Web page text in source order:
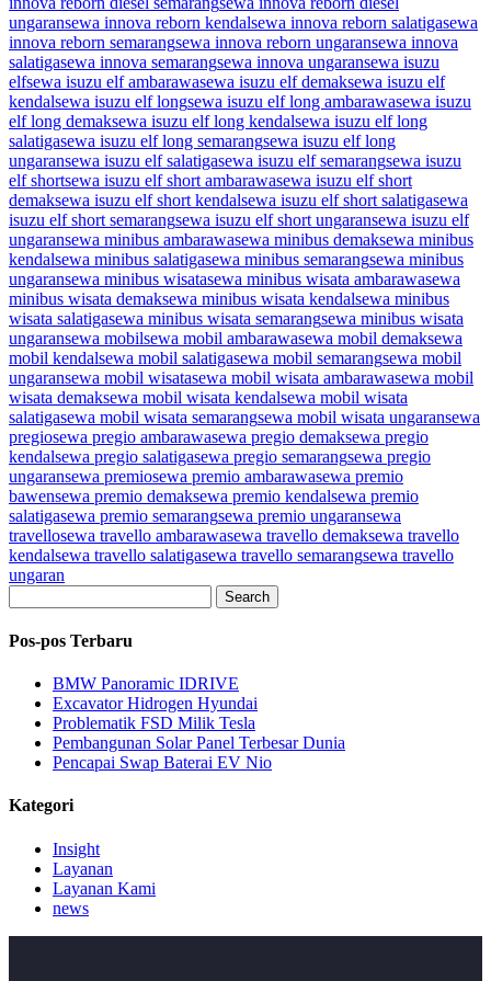
ungaransewa innova reborn kendalsewa innova reborn salatigasewa
innova reborn semarangsewa innova reborn ungaransewa innova
salatigasewa innova semarangsewa innova ungaransewa isuzu
elfsewa isuzu elf ambarawasewa isuzu elf demaksewa isuzu elf
kendalsewa isuzu elf longsewa isuzu elf long ambarawasewa isuzu
elf long demaksewa isuzu elf long kendalsewa isuzu elf long
salatigasewa isuzu elf long semarangsewa isuzu elf long
ungaransewa isuzu elf salatigasewa isuzu elf semarangsewa isuzu
elf shortsewa isuzu elf short ambarawasewa isuzu elf short
demaksewa isuzu elf short kendalsewa isuzu elf short salatigasewa
isuzu elf short semarangsewa isuzu elf short ungaransewa isuzu elf
ungaransewa minibus ambarawasewa minibus demaksewa minibus
kendalsewa minibus salatigasewa minibus semarangsewa minibus
ungaransewa minibus wisatasewa minibus wisata ambarawasewa
minibus wisata demaksewa minibus wisata kendalsewa minibus
wisata salatigasewa minibus wisata semarangsewa minibus wisata
ungaransewa mobilsewa mobil ambarawasewa mobil demaksewa
mobil kendalsewa mobil salatigasewa mobil semarangsewa mobil
ungaransewa mobil wisatasewa mobil wisata ambarawasewa mobil
wisata demaksewa mobil wisata kendalsewa mobil wisata
salatigasewa mobil wisata semarangsewa mobil wisata ungaransewa
pregiosewa pregio ambarawasewa pregio demaksewa pregio
kendalsewa pregio salatigasewa pregio semarangsewa pregio
ungaransewa premiosewa premio ambarawasewa premio
bawensewa premio demaksewa premio kendalsewa premio
salatigasewa premio semarangsewa premio ungaransewa
travellosewa travello ambarawasewa travello demaksewa travello
kendalsewa travello salatigasewa travello semarangsewa travello
ungaran
Search
Pos-pos Terbaru
BMW Panoramic IDRIVE
Excavator Hidrogen Hyundai
Problematik FSD Milik Tesla
Pembangunan Solar Panel Terbesar Dunia
Pencapai Swap Baterai EV Nio
Kategori
Insight
Layanan
Layanan Kami
news